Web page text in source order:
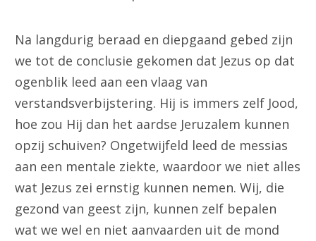
Na langdurig beraad en diepgaand gebed zijn
we tot de conclusie gekomen dat Jezus op dat
ogenblik leed aan een vlaag van
verstandsverbijstering. Hij is immers zelf Jood,
hoe zou Hij dan het aardse Jeruzalem kunnen
opzij schuiven? Ongetwijfeld leed de messias
aan een mentale ziekte, waardoor we niet alles
wat Jezus zei ernstig kunnen nemen. Wij, die
gezond van geest zijn, kunnen zelf bepalen
wat we wel en niet aanvaarden uit de mond